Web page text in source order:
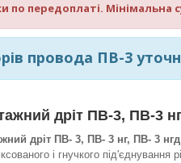
по передоплаті. Мінімальна
провода ПВ-3
дріт ПВ-3, ПВ-3
дріт ПВ- 3, ПВ- 3 нг, ПВ- 3
і гнучкого під'єднування